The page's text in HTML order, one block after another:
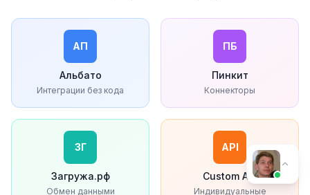
АП
Альбато
Интеграции без кода
ПБ
Пинкит
Коннекторы
ЗГ
Загружа.рф
Обмен данными
API
Custom API
Индивидуальные